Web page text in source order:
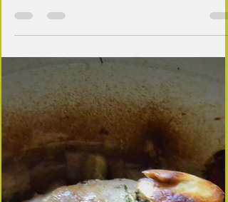
🍄 Morilles : le champignon précieux du
De mars à juin, la forêt dévoile l’un de ses trésors
les plus convoités. La morille fait partie de ces
champignons qui créent l’attente. Contrairement
aux cèpes ou aux trompettes de la mort, qui
arrivent plutôt en fin d’été, la morille surgit dès
premiers redoux, entre mars et juin, dans les
sous‑bois de feuillus. Son parfum unique, sa
texture alvéolée et son élégance en cuisine en font
un véritable joyau pour les gastronomes. 🌿